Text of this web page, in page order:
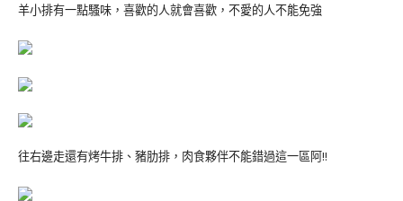
羊小排有一點騷味，喜歡的人就會喜歡，不愛的人不能免強
往右邊走還有烤牛排、豬肋排，肉食夥伴不能錯過這一區阿!!